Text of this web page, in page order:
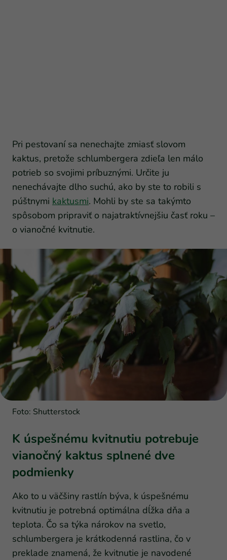
Pri pestovaní sa nenechajte zmiasť slovom
kaktus, pretože schlumbergera zdieľa len málo
potrieb so svojimi príbuznými. Určite ju
nenechávajte dlho suchú, ako by ste to robili s
púštnymi kaktusmi. Mohli by ste sa takýmto
spôsobom pripraviť o najatraktívnejšiu časť roku –
o vianočné kvitnutie.
Foto: Shutterstock
K úspešnému kvitnutiu potrebuje
vianočný kaktus splnené dve
podmienky
Ako to u väčšiny rastlín býva, k úspešnému
kvitnutiu je potrebná optimálna dĺžka dňa a
teplota. Čo sa týka nárokov na svetlo,
schlumbergera je krátkodenná rastlina, čo v
preklade znamená, že kvitnutie je navodené